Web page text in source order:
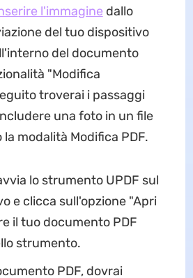
l'immagine dallo
del tuo dispositivo
del documento
"Modifica
troverai i passaggi
una foto in un file
modalità Modifica PDF.
lo strumento UPDF sul
e clicca sull'opzione "Apri
il tuo documento PDF
strumento.
PDF, dovrai